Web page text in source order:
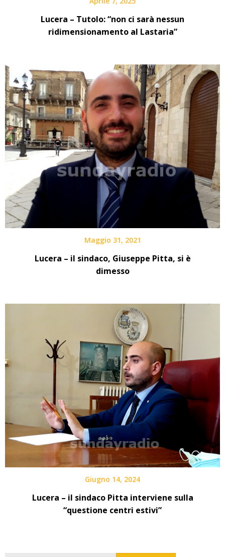
Lucera – Tutolo: “non ci sarà nessun
ridimensionamento al Lastaria”
Maggio 31, 2021
Lucera – il sindaco, Giuseppe Pitta, si è
dimesso
Giugno 14, 2024
Lucera – il sindaco Pitta interviene sulla
“questione centri estivi”